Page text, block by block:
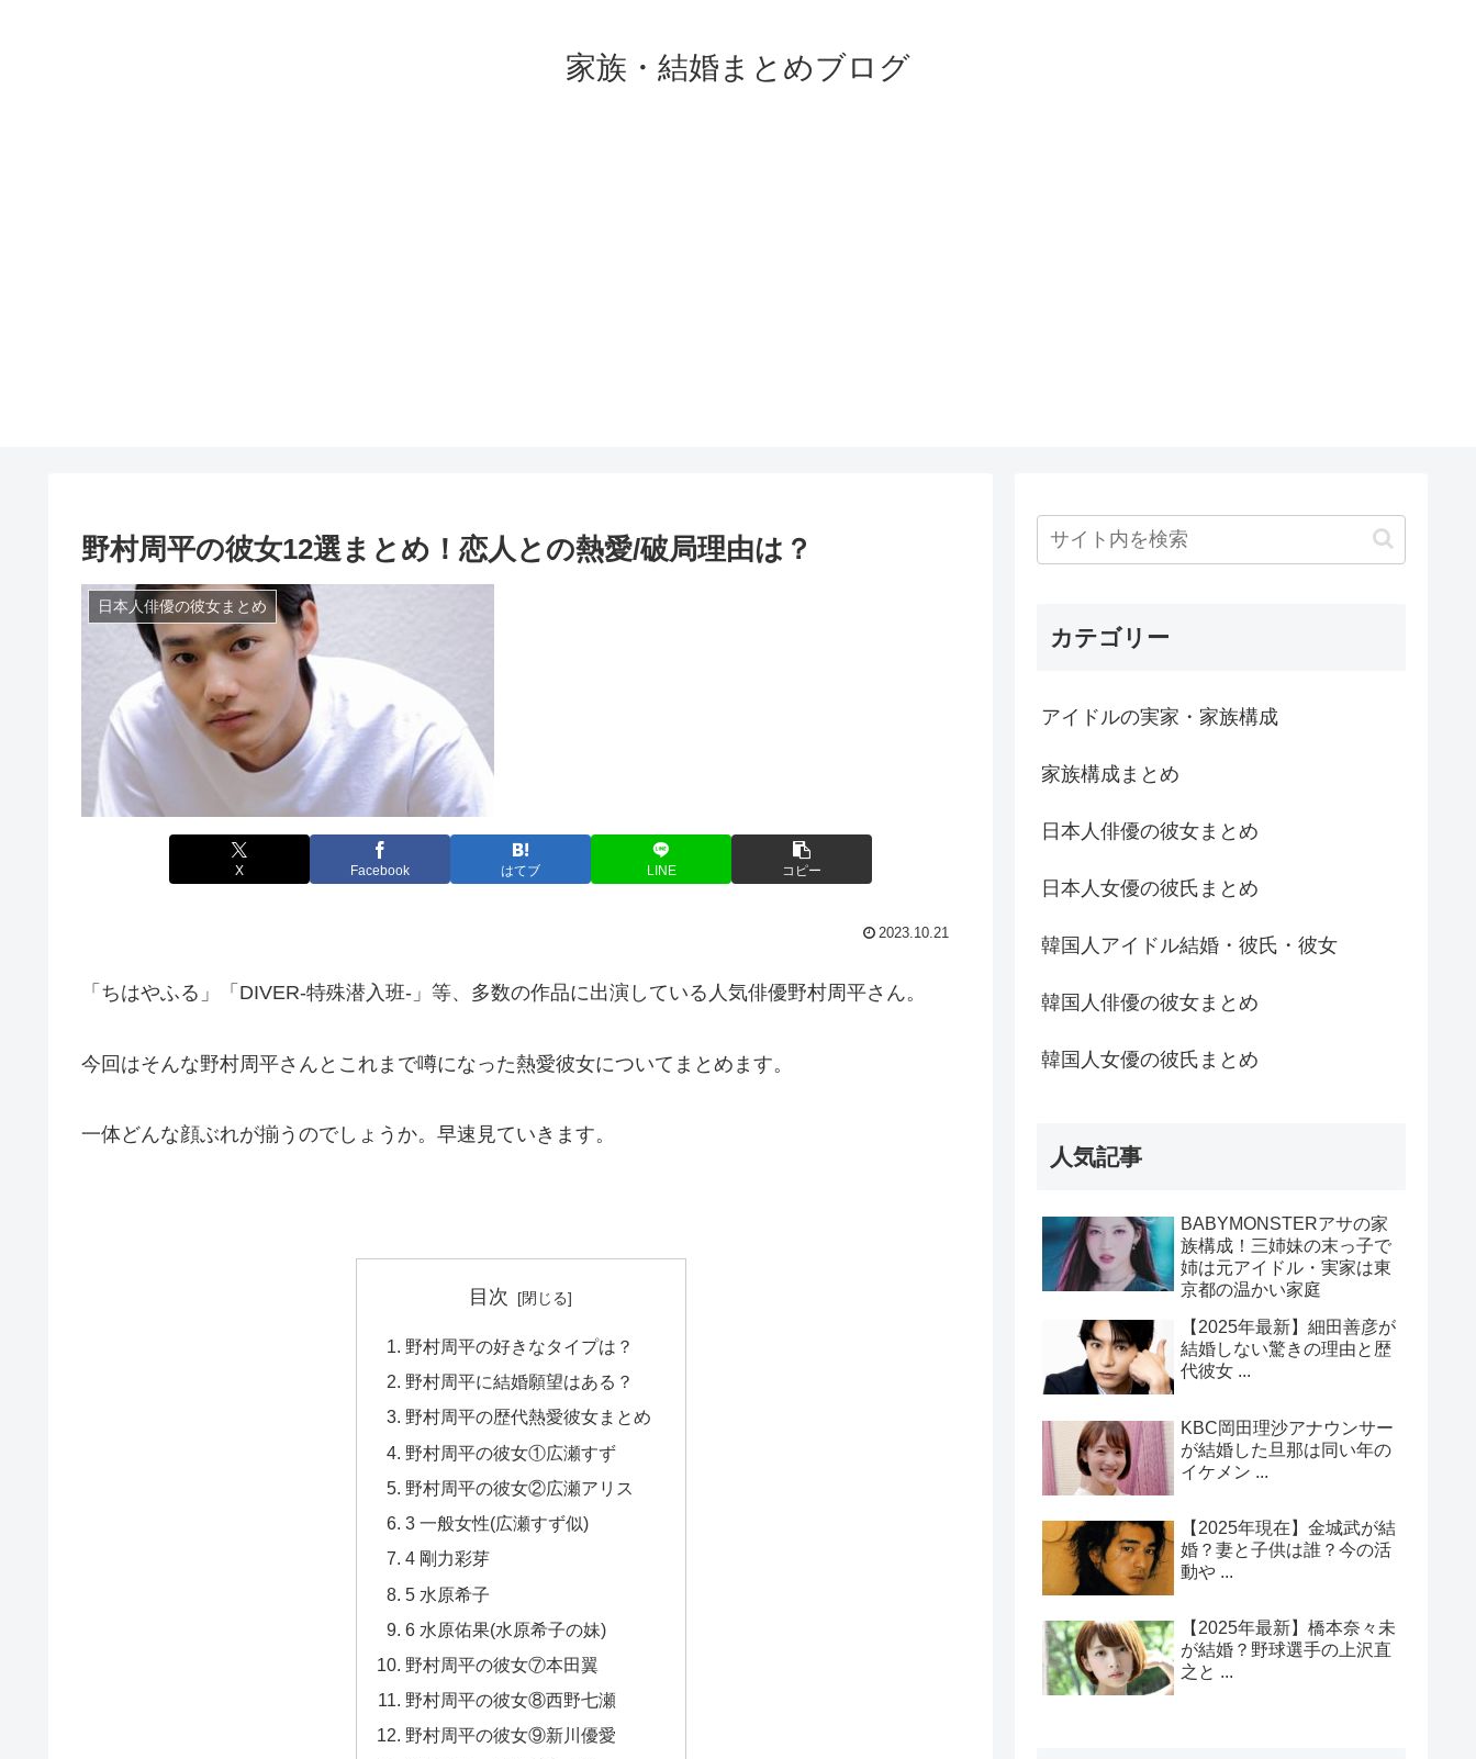
家族・結婚まとめブログ
野村周平の彼女12選まとめ！恋人との熱愛/破局理由は？
日本人俳優の彼女まとめ
X Facebook はてブ LINE コピー
2023.10.21
「ちはやふる」「DIVER-特殊潜入班-」等、多数の作品に出演している人気俳優野村周平さん。
今回はそんな野村周平さんとこれまで噂になった熱愛彼女についてまとめます。
一体どんな顔ぶれが揃うのでしょうか。早速見ていきます。
目次
野村周平の好きなタイプは？
野村周平に結婚願望はある？
野村周平の歴代熱愛彼女まとめ
野村周平の彼女①広瀬すず
野村周平の彼女②広瀬アリス
3 一般女性(広瀬すず似)
4 剛力彩芽
5 水原希子
6 水原佑果(水原希子の妹)
野村周平の彼女⑦本田翼
野村周平の彼女⑧西野七瀬
野村周平の彼女⑨新川優愛
カテゴリー
アイドルの実家・家族構成
家族構成まとめ
日本人俳優の彼女まとめ
日本人女優の彼氏まとめ
韓国人アイドル結婚・彼氏・彼女
韓国人俳優の彼女まとめ
韓国人女優の彼氏まとめ
人気記事
BABYMONSTERアサの家
族構成！三姉妹の末っ子で
姉は元アイドル・実家は東
京都の温かい家庭
【2025年最新】細田善彦が
結婚しない驚きの理由と歴
代彼女 ...
KBC岡田理沙アナウンサー
が結婚した旦那は同い年の
イケメン ...
【2025年現在】金城武が結
婚？妻と子供は誰？今の活
動や ...
【2025年最新】橋本奈々未
が結婚？野球選手の上沢直
之と ...